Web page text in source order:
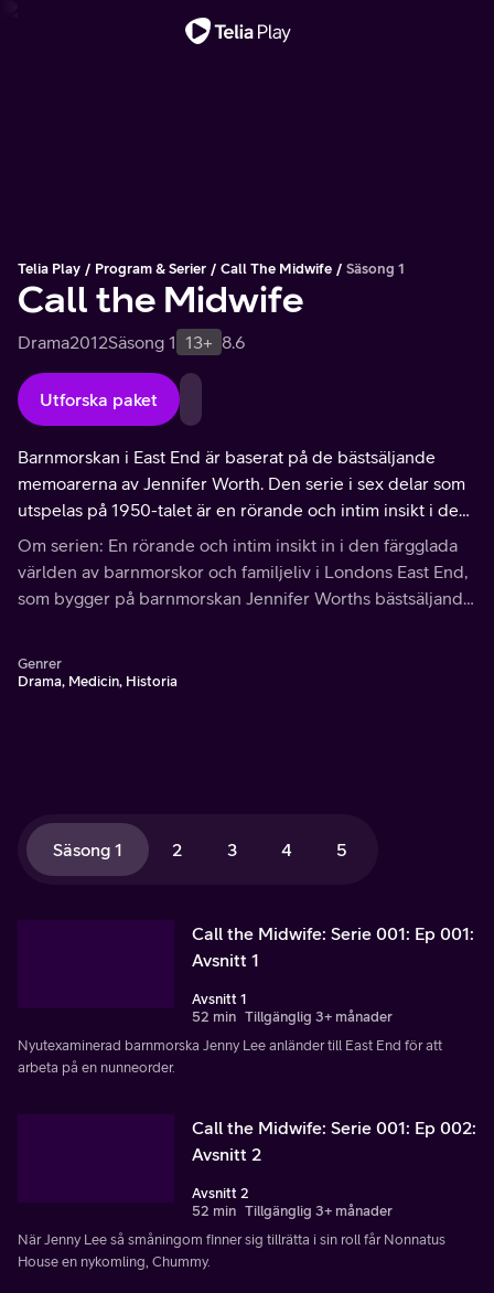
Telia Play Program & Serier Call The Midwife Säsong 1
Call the Midwife
Drama2012Säsong 1 13+ 8.6
Utforska paket
Barnmorskan i East End är baserat på de bästsäljande
memoarerna av Jennifer Worth. Den serie i sex delar som
utspelas på 1950-talet är en rörande och intim insikt i den
färgglada världen av barnmorskor och familjelivet i
Londons East End.
Om serien: En rörande och intim insikt in i den färgglada
världen av barnmorskor och familjeliv i Londons East End,
som bygger på barnmorskan Jennifer Worths bästsäljande
Genrer
Drama, Medicin, Historia
Säsong 1 2 3 4 5
Call the Midwife: Serie 001: Ep 001:
Avsnitt 1
Avsnitt 1
52 min Tillgänglig 3+ månader
Nyutexaminerad barnmorska Jenny Lee anländer till East End för att
arbeta på en nunneorder.
Call the Midwife: Serie 001: Ep 002:
Avsnitt 2
Avsnitt 2
52 min Tillgänglig 3+ månader
När Jenny Lee så småningom finner sig tillrätta i sin roll får Nonnatus
House en nykomling, Chummy.